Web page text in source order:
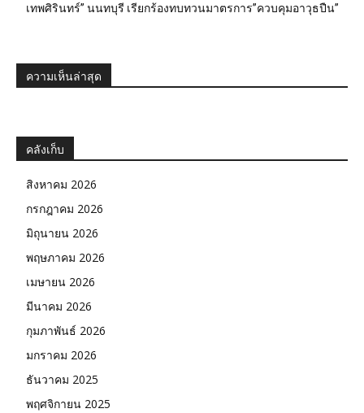
เทพศิรินทร์” นนทบุรี เรียกร้องทบทวนมาตรการ”ควบคุมอาวุธปืน”
ความเห็นล่าสุด
คลังเก็บ
สิงหาคม 2026
กรกฎาคม 2026
มิถุนายน 2026
พฤษภาคม 2026
เมษายน 2026
มีนาคม 2026
กุมภาพันธ์ 2026
มกราคม 2026
ธันวาคม 2025
พฤศจิกายน 2025